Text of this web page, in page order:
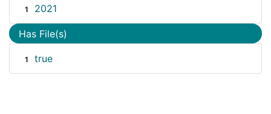
1 2021
Has File(s)
1 true